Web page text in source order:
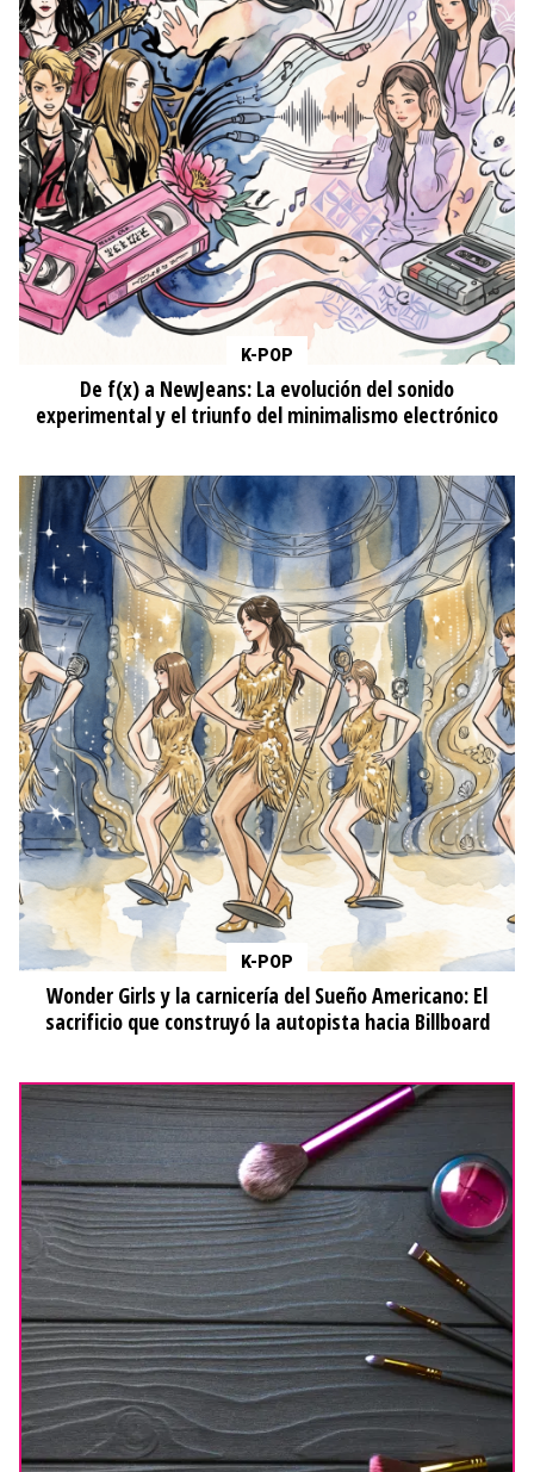
K-POP
De f(x) a NewJeans: La evolución del sonido
experimental y el triunfo del minimalismo electrónico
K-POP
Wonder Girls y la carnicería del Sueño Americano: El
sacrificio que construyó la autopista hacia Billboard